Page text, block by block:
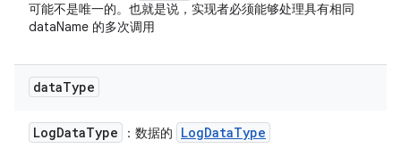
可能不是唯一的。也就是说，实现者必须能够处理具有相同
dataName 的多次调用
dataType
LogDataType ：数据的 LogDataType